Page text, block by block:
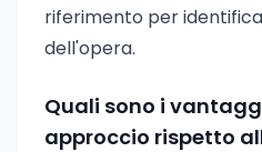
riferimento per
dell'opera.
Quali sono i
approccio rispetto